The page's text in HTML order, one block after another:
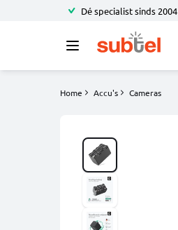
Dé specialist sinds 2004
Home Accu's Cameras